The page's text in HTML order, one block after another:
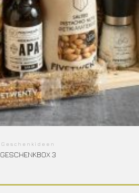
Geschenkideen
GESCHENKBOX 3